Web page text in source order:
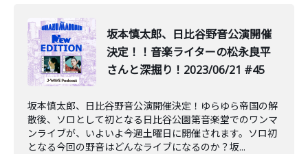
坂本慎太郎、日比谷野音公演開催
決定！！音楽ライターの松永良平
さんと深掘り！2023/06/21 #45
坂本慎太郎、日比谷野音公演開催決定！ゆらゆら帝国の解
散後、ソロとして初となる日比谷公園第音楽堂でのワンマ
ンライブが、いよいよ今週土曜日に開催されます。ソロ初
となる今回の野音はどんなライブになるのか？坂...